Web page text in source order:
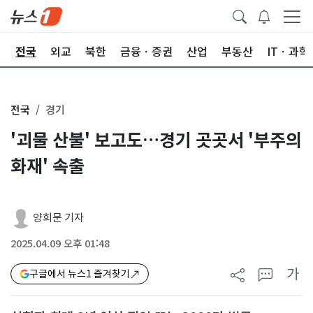
전국 외교 북한 금융ㆍ증권 산업 부동산 ITㆍ과학
전국 경기
'괴물 산불' 보고도…경기 곳곳서 '부주의
화재' 속출
양희문 기자
2025.04.09 오후 01:48
구글에서 뉴스1 즐겨찾기 가